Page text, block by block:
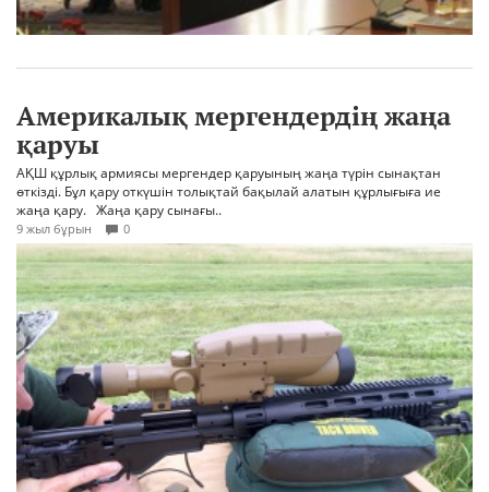
Америкалық мергендердің жаңа
қаруы
АҚШ құрлық армиясы мергендер қаруының жаңа түрін сынақтан
өткізді. Бұл қару откүшін толықтай бақылай алатын құрлығыға ие
жаңа қару. Жаңа қару сынағы..
9 жыл бұрын 0